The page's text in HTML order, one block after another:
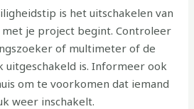
is het uitschakelen van
je project begint. Controleer
of multimeter of de
is. Informeer ook
om te voorkomen dat iemand
weer inschakelt.